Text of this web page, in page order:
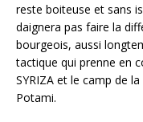
reste boiteuse et sans
daignera pas faire la
bourgeois, aussi
tactique qui prenne en
SYRIZA et le camp de
Potami.